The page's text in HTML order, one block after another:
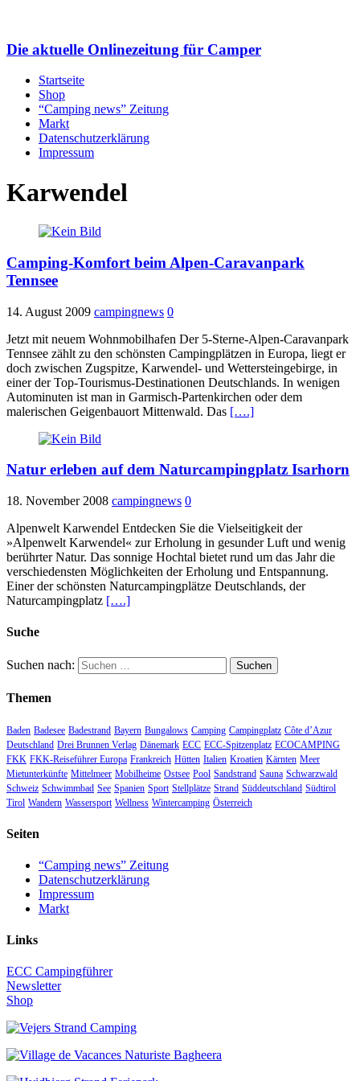
Die aktuelle Onlinezeitung für Camper
Startseite
Shop
“Camping news” Zeitung
Markt
Datenschutzerklärung
Impressum
Karwendel
Camping-Komfort beim Alpen-Caravanpark
Tennsee
14. August 2009 campingnews 0
Jetzt mit neuem Wohnmobilhafen Der 5-Sterne-Alpen-Caravanpark
Tennsee zählt zu den schönsten Campingplätzen in Europa, liegt er
doch zwischen Zugspitze, Karwendel- und Wettersteingebirge, in
einer der Top-Tourismus-Destinationen Deutschlands. In wenigen
Autominuten ist man in Garmisch-Partenkirchen oder dem
malerischen Geigenbauort Mittenwald. Das [….]
Natur erleben auf dem Naturcampingplatz Isarhorn
18. November 2008 campingnews 0
Alpenwelt Karwendel Entdecken Sie die Vielseitigkeit der
»Alpenwelt Karwendel« zur Erholung in gesunder Luft und wenig
berührter Natur. Das sonnige Hochtal bietet rund um das Jahr die
verschiedensten Möglichkeiten der Erholung und Entspannung.
Einer der schönsten Naturcampingplätze Deutschlands, der
Naturcampingplatz [….]
Suche
Suchen nach:
Themen
Baden Badesee Badestrand Bayern Bungalows Camping Campingplatz Côte d’Azur
Deutschland Drei Brunnen Verlag Dänemark ECC ECC-Spitzenplatz ECOCAMPING
FKK FKK-Reiseführer Europa Frankreich Hütten Italien Kroatien Kärnten Meer
Mietunterkünfte Mittelmeer Mobilheime Ostsee Pool Sandstrand Sauna Schwarzwald
Schweiz Schwimmbad See Spanien Sport Stellplätze Strand Süddeutschland Südtirol
Tirol Wandern Wassersport Wellness Wintercamping Österreich
Seiten
“Camping news” Zeitung
Datenschutzerklärung
Impressum
Markt
Links
ECC Campingführer
Newsletter
Shop